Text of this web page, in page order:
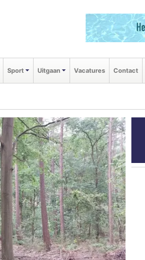
Sport Uitgaan Vacatures Contact